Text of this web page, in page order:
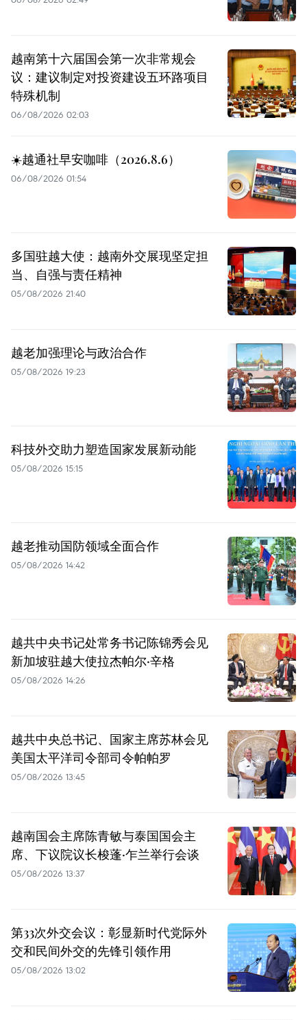
越南第十六届国会第一次非常规会
议：建议制定对投资建设五环路项目
特殊机制
06/08/2026 02:03
☀️越通社早安咖啡（2026.8.6）
06/08/2026 01:54
多国驻越大使：越南外交展现坚定担
当、自强与责任精神
05/08/2026 21:40
越老加强理论与政治合作
05/08/2026 19:23
科技外交助力塑造国家发展新动能
05/08/2026 15:15
越老推动国防领域全面合作
05/08/2026 14:42
越共中央书记处常务书记陈锦秀会见
新加坡驻越大使拉杰帕尔·辛格
05/08/2026 14:26
越共中央总书记、国家主席苏林会见
美国太平洋司令部司令帕帕罗
05/08/2026 13:45
越南国会主席陈青敏与泰国国会主
席、下议院议长梭蓬·乍兰举行会谈
05/08/2026 13:37
第33次外交会议：彰显新时代党际外
交和民间外交的先锋引领作用
05/08/2026 13:02